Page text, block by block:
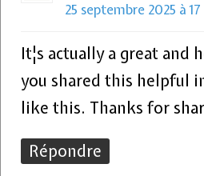
25 septembre 2025 à
It¦s actually a great
you shared this helpful
like this. Thanks for
Répondre